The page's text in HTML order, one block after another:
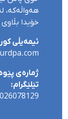
هەواڵەکە،
خۆیدا
ئیمەیڵی
ژمارەی
تێلێگرام: